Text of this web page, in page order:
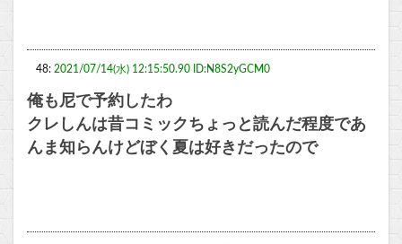
48: 2021/07/14(水) 12:15:50.90 ID:N8S2yGCM0
俺も尼で予約したわ
クレしんは昔コミックちょっと読んだ程度であ
んま知らんけどぼく夏は好きだったので